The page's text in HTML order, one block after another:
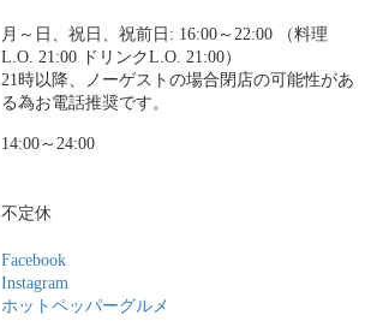
月～日、祝日、祝前日: 16:00～22:00 （料理
L.O. 21:00 ドリンクL.O. 21:00）
21時以降、ノーゲストの場合閉店の可能性があ
る為お電話推奨です。
14:00～24:00
不定休
Facebook
Instagram
ホットペッパーグルメ